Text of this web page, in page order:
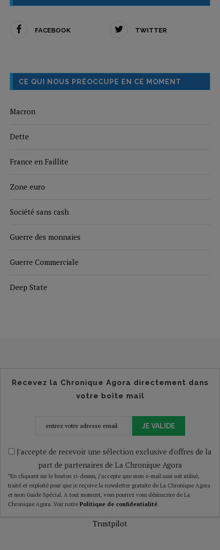
FACEBOOK TWITTER
CE QUI NOUS PRÉOCCUPE EN CE MOMENT
Macron
Dette
France en Faillite
Zone euro
Société sans cash
Guerre des monnaies
Guerre Commerciale
Deep State
Recevez la Chronique Agora directement dans
votre boîte mail
JE VALIDE
J'accepte de recevoir une sélection exclusive d'offres de la
part de partenaires de La Chronique Agora
*En cliquant sur le bouton ci-dessus, j’accepte que mon e-mail saisi soit utilisé,
traité et exploité pour que je reçoive la newsletter gratuite de La Chronique Agora
et mon Guide Spécial. A tout moment, vous pourrez vous désinscrire de La
Chronique Agora. Voir notre Politique de confidentialité.
Trustpilot